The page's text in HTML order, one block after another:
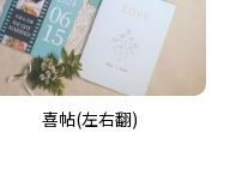
喜帖(左右翻)